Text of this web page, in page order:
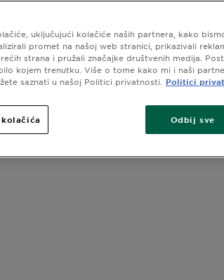
uključujući kolačiće naših partnera, kako
promet na našoj web stranici, prikazivali
strana i pružali značajke društvenih medija.
kojem trenutku. Više o tome kako mi i naši
saznati u našoj Politici privatnosti.
Politici
Odbij sve
kolačića